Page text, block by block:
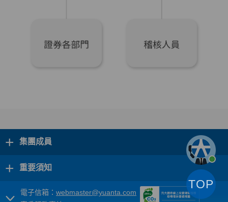
+ 集團成員
+ 重要須知
電子信箱： webmaster@yuanta.com
TOP